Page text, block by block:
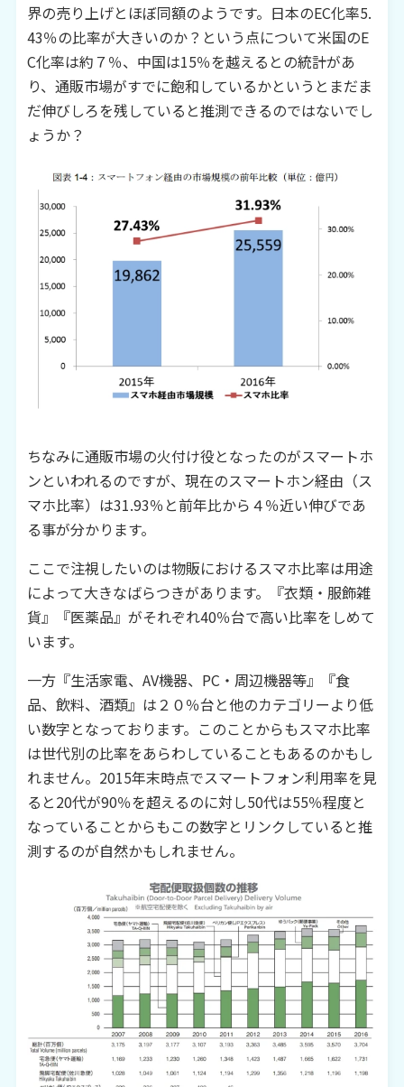
界の売り上げとほぼ同額のようです。日本のEC化率5.
43％の比率が大きいのか？という点について米国のE
C化率は約７％、中国は15％を越えるとの統計があ
り、通販市場がすでに飽和しているかというとまだま
だ伸びしろを残していると推測できるのではないでし
ょうか？
ちなみに通販市場の火付け役となったのがスマートホ
ンといわれるのですが、現在のスマートホン経由（ス
マホ比率）は31.93％と前年比から４％近い伸びであ
る事が分かります。
ここで注視したいのは物販におけるスマホ比率は用途
によって大きなばらつきがあります。『衣類・服飾雑
貨』『医薬品』がそれぞれ40％台で高い比率をしめて
います。
一方『生活家電、 AV機器、 PC ・周辺機器等』『食
品、飲料、酒類』は２０％台と他のカテゴリーより低
い数字となっております。このことからもスマホ比率
は世代別の比率をあらわしていることもあるのかもし
れません。 2015年末時点でスマートフォン利用率を見
ると20代が90％を超えるのに対し50代は55％程度と
なっていることからもこの数字とリンクしていると推
測するのが自然かもしれません。